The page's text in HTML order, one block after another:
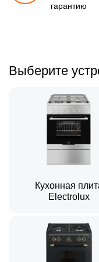
гарантию
Выберите
Кухонная
Electrolux